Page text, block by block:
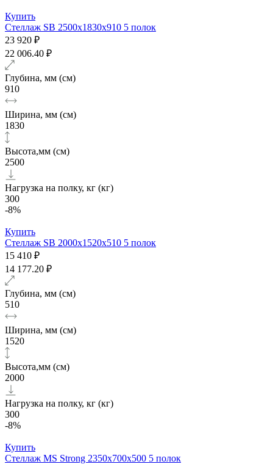
Купить
Стеллаж SB 2500x1830x910 5 полок
23 920 ₽
22 006.40 ₽
Глубина, мм (см)
910
Ширина, мм (см)
1830
Высота,мм (см)
2500
Нагрузка на полку, кг (кг)
300
-8%
Купить
Стеллаж SB 2000х1520x510 5 полок
15 410 ₽
14 177.20 ₽
Глубина, мм (см)
510
Ширина, мм (см)
1520
Высота,мм (см)
2000
Нагрузка на полку, кг (кг)
300
-8%
Купить
Стеллаж MS Strong 2350х700x500 5 полок